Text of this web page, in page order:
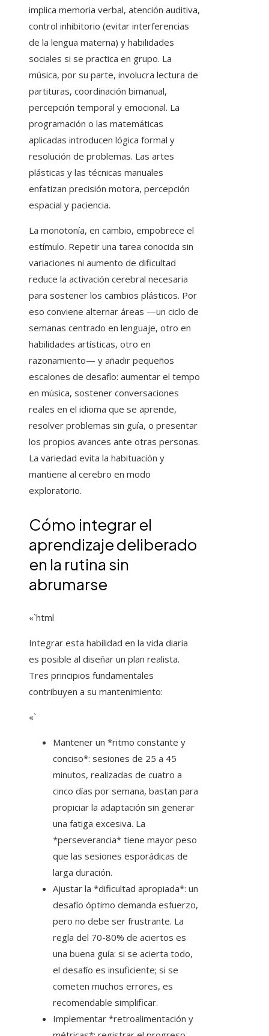
implica memoria verbal, atención auditiva,
control inhibitorio (evitar interferencias
de la lengua materna) y habilidades
sociales si se practica en grupo. La
música, por su parte, involucra lectura de
partituras, coordinación bimanual,
percepción temporal y emocional. La
programación o las matemáticas
aplicadas introducen lógica formal y
resolución de problemas. Las artes
plásticas y las técnicas manuales
enfatizan precisión motora, percepción
espacial y paciencia.
La monotonía, en cambio, empobrece el
estímulo. Repetir una tarea conocida sin
variaciones ni aumento de dificultad
reduce la activación cerebral necesaria
para sostener los cambios plásticos. Por
eso conviene alternar áreas —un ciclo de
semanas centrado en lenguaje, otro en
habilidades artísticas, otro en
razonamiento— y añadir pequeños
escalones de desafío: aumentar el tempo
en música, sostener conversaciones
reales en el idioma que se aprende,
resolver problemas sin guía, o presentar
los propios avances ante otras personas.
La variedad evita la habituación y
mantiene al cerebro en modo
exploratorio.
Cómo integrar el
aprendizaje deliberado
en la rutina sin
abrumarse
«`html
Integrar esta habilidad en la vida diaria
es posible al diseñar un plan realista.
Tres principios fundamentales
contribuyen a su mantenimiento:
«`
Mantener un *ritmo constante y
conciso*: sesiones de 25 a 45
minutos, realizadas de cuatro a
cinco días por semana, bastan para
propiciar la adaptación sin generar
una fatiga excesiva. La
*perseverancia* tiene mayor peso
que las sesiones esporádicas de
larga duración.
Ajustar la *dificultad apropiada*: un
desafío óptimo demanda esfuerzo,
pero no debe ser frustrante. La
regla del 70-80% de aciertos es
una buena guía: si se acierta todo,
el desafío es insuficiente; si se
cometen muchos errores, es
recomendable simplificar.
Implementar *retroalimentación y